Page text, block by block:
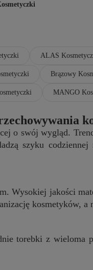
ALAS
Brązowy
MANGO
o swój wygląd.
szyku
Wysokiej jakości
kosmetyków,
torebki z wieloma